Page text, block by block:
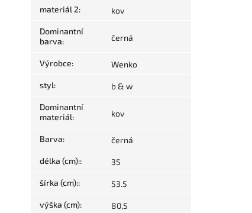
materiál 2: kov
Dominantní
barva: černá
Výrobce: Wenko
styl: b & w
Dominantní
materiál: kov
Barva: černá
délka (cm):: 35
šírka (cm):: 53.5
výška (cm): 80,5